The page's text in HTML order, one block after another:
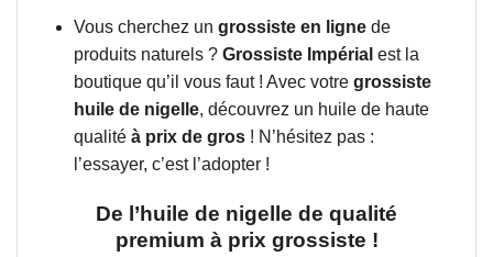
Vous cherchez un grossiste en ligne de
produits naturels ? Grossiste Impérial est la
boutique qu’il vous faut ! Avec votre grossiste
huile de nigelle, découvrez un huile de haute
qualité à prix de gros! N’hésitez pas :
l’essayer, c’est l’adopter !
De l’huile de nigelle de qualité
premium à prix grossiste !